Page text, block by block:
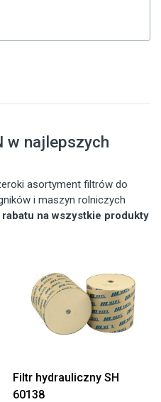
w najlepszych
asortyment filtrów do
i maszyn rolniczych
na wszystkie produkty
Filtr hydrauliczny SH
60138